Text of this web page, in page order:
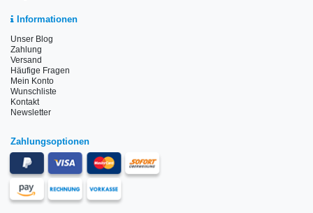
Informationen
Unser Blog
Zahlung
Versand
Häufige Fragen
Mein Konto
Wunschliste
Kontakt
Newsletter
Zahlungsoptionen